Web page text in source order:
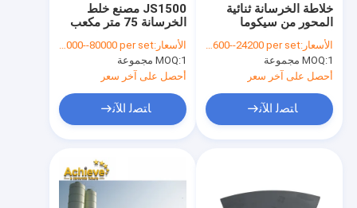
JS1500 مصنع خلط
الخرسانة 75 متر مكعب
الساعة
الأسعار:USD 50000--80000 per set
MOQ:1 مجموعة
أحصل على آخر سعر
ﺎﺘﺼﻟ ﺍﻶﻧ
خلاطة الخرسانة ثنائية
المحور من سيكوما
1500 6.5t
الأسعار:USD 15600--24200 per set
MOQ:1 مجموعة
أحصل على آخر سعر
ﺎﺘﺼﻟ ﺍﻶﻧ